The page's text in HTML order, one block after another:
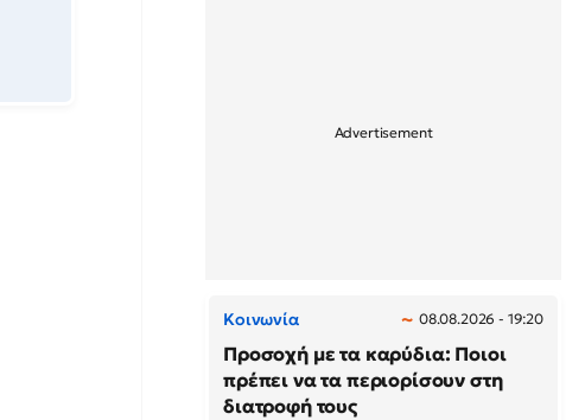
Κοινωνία 08.08.2026 - 19:20
Προσοχή με τα καρύδια: Ποιοι
πρέπει να τα περιορίσουν στη
διατροφή τους